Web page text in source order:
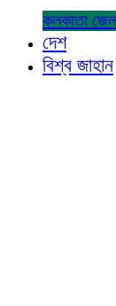
কলকাতা
দেশ
বিশ্ব জাহান